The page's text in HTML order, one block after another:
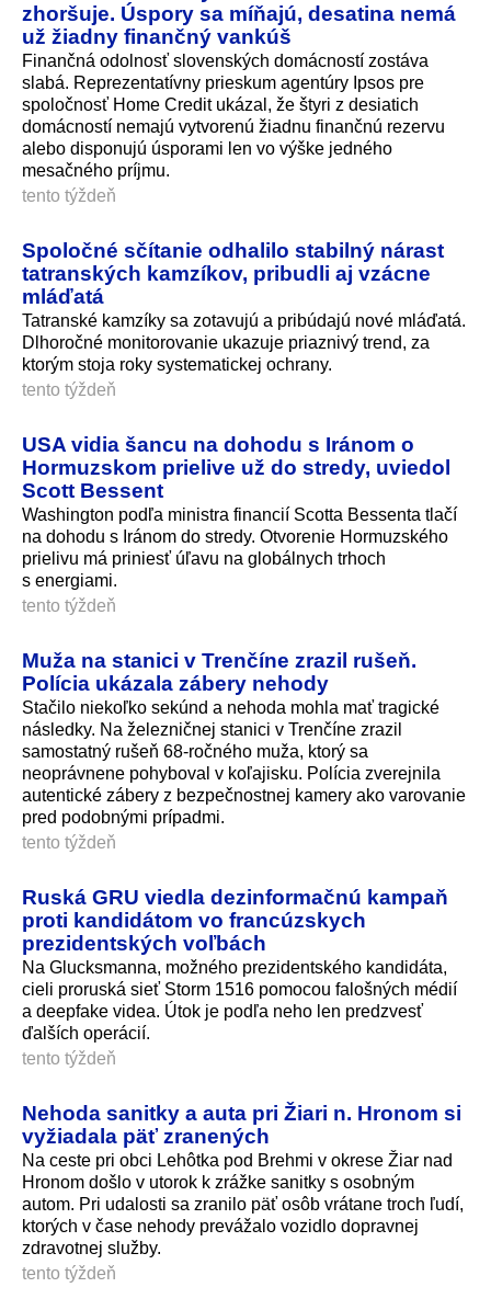
zhoršuje. Úspory sa míňajú, desatina nemá
už žiadny finančný vankúš
Finančná odolnosť slovenských domácností zostáva
slabá. Reprezentatívny prieskum agentúry Ipsos pre
spoločnosť Home Credit ukázal, že štyri z desiatich
domácností nemajú vytvorenú žiadnu finančnú rezervu
alebo disponujú úsporami len vo výške jedného
mesačného príjmu.
tento týždeň
Spoločné sčítanie odhalilo stabilný nárast
tatranských kamzíkov, pribudli aj vzácne
mláďatá
Tatranské kamzíky sa zotavujú a pribúdajú nové mláďatá.
Dlhoročné monitorovanie ukazuje priaznivý trend, za
ktorým stoja roky systematickej ochrany.
tento týždeň
USA vidia šancu na dohodu s Iránom o
Hormuzskom prielive už do stredy, uviedol
Scott Bessent
Washington podľa ministra financií Scotta Bessenta tlačí
na dohodu s Iránom do stredy. Otvorenie Hormuzského
prielivu má priniesť úľavu na globálnych trhoch
s energiami.
tento týždeň
Muža na stanici v Trenčíne zrazil rušeň.
Polícia ukázala zábery nehody
Stačilo niekoľko sekúnd a nehoda mohla mať tragické
následky. Na železničnej stanici v Trenčíne zrazil
samostatný rušeň 68-ročného muža, ktorý sa
neoprávnene pohyboval v koľajisku. Polícia zverejnila
autentické zábery z bezpečnostnej kamery ako varovanie
pred podobnými prípadmi.
tento týždeň
Ruská GRU viedla dezinformačnú kampaň
proti kandidátom vo francúzskych
prezidentských voľbách
Na Glucksmanna, možného prezidentského kandidáta,
cieli proruská sieť Storm 1516 pomocou falošných médií
a deepfake videa. Útok je podľa neho len predzvesť
ďalších operácií.
tento týždeň
Nehoda sanitky a auta pri Žiari n. Hronom si
vyžiadala päť zranených
Na ceste pri obci Lehôtka pod Brehmi v okrese Žiar nad
Hronom došlo v utorok k zrážke sanitky s osobným
autom. Pri udalosti sa zranilo päť osôb vrátane troch ľudí,
ktorých v čase nehody prevážalo vozidlo dopravnej
zdravotnej služby.
tento týždeň